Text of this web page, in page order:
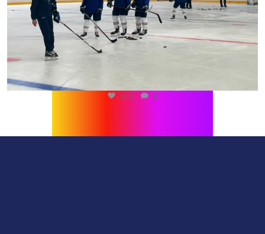
540 0